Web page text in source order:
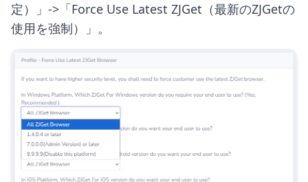
定）」->「Force Use Latest ZJGet（最新のZJGetの
使用を強制）」。